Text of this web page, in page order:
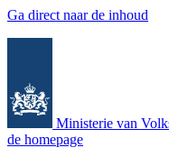
Ga direct naar de inhoud
Ministerie van
de homepage